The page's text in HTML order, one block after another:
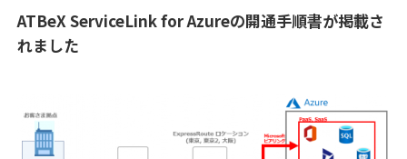
ATBeX ServiceLink for Azureの開通手順書が掲載さ
れました